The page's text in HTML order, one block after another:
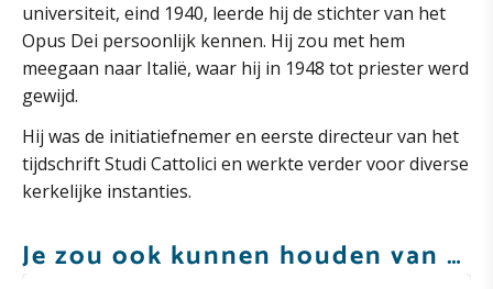
universiteit, eind 1940, leerde hij de stichter van het
Opus Dei persoonlijk kennen. Hij zou met hem
meegaan naar Italië, waar hij in 1948 tot priester werd
gewijd.
Hij was de initiatiefnemer en eerste directeur van het
tijdschrift Studi Cattolici en werkte verder voor diverse
kerkelijke instanties.
Je zou ook kunnen houden van …